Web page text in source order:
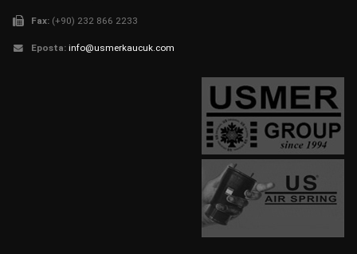
Fax: (+90) 232 866 2233
Eposta: info@usmerkaucuk.com